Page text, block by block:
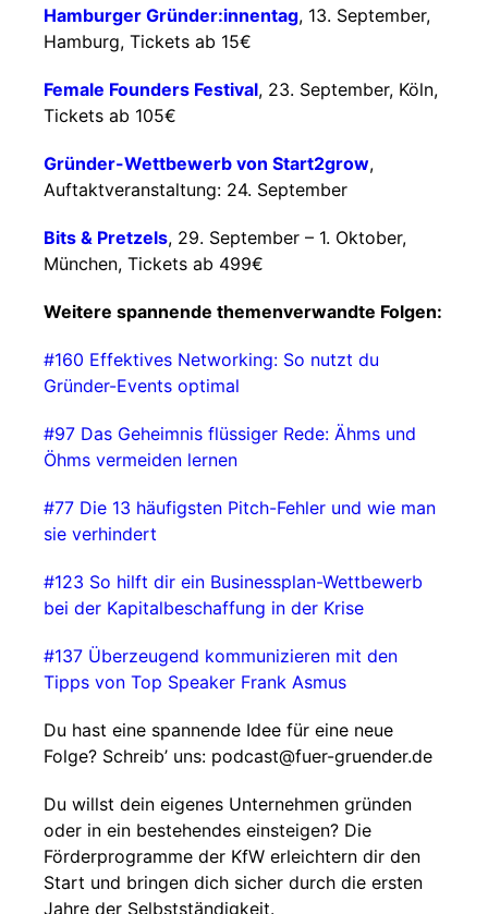
Hamburger Gründer:innentag, 13. September,
Hamburg, Tickets ab 15€
Female Founders Festival, 23. September, Köln,
Tickets ab 105€
Gründer-Wettbewerb von Start2grow,
Auftaktveranstaltung: 24. September
Bits & Pretzels, 29. September – 1. Oktober,
München, Tickets ab 499€
Weitere spannende themenverwandte Folgen:
#160 Effektives Networking: So nutzt du
Gründer-Events optimal
#97 Das Geheimnis flüssiger Rede: Ähms und
Öhms vermeiden lernen
⁠⁠⁠⁠#77 Die 13 häufigsten Pitch-Fehler und wie man
sie verhindert
⁠⁠⁠#123 So hilft dir ein Businessplan-Wettbewerb
bei der Kapitalbeschaffung in der Krise
⁠⁠⁠#137 Überzeugend kommunizieren mit den
Tipps von Top Speaker Frank Asmus
Du hast eine spannende Idee für eine neue
Folge? Schreib’ uns: ⁠⁠⁠⁠⁠⁠podcast@fuer-gruender.de⁠⁠⁠⁠⁠⁠
Du willst dein eigenes Unternehmen gründen
oder in ein bestehendes einsteigen? Die
Förderprogramme der KfW erleichtern dir den
Start und bringen dich sicher durch die ersten
Jahre der Selbstständigkeit.